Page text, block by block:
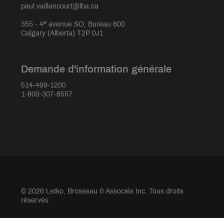
paul.vaillancourt@lba.ca
355 - 4e avenue SO, Bureau 800
Calgary (Alberta) T2P 0J1
Demande d'information générale
514-499-1200
1-800-307-8557
© 2026 Letko, Brosseau & Associés Inc. Tous droits
réservés